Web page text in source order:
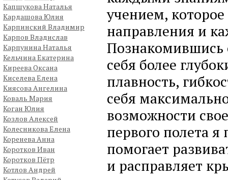
Капшукова Наталья
Кардашова Юлия
Карпинский Владимир
Карпов Владислав
Карпунина Наталья
Кельчина Екатерина
Киреева Оксана
Киселева Елена
Киясова Ангелина
Коваль Мария
Коган Юлия
Козлов Алексей
Колесникова Елена
Коренева Анна
Коротков Иван
Коротков Пётр
Котлов Андрей
учением,
направления и
Познакомившись
себя более
плавность,
себя
возможности
первого полета я
помогает
и расправляет